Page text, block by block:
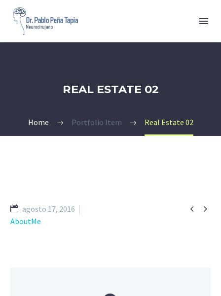
REAL ESTATE 02
Home Portfolio Item Real Estate 02
 
agosto 17, 2016
AboutMe